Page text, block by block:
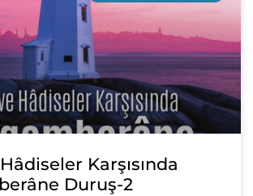
Karşısında
Duruş-2